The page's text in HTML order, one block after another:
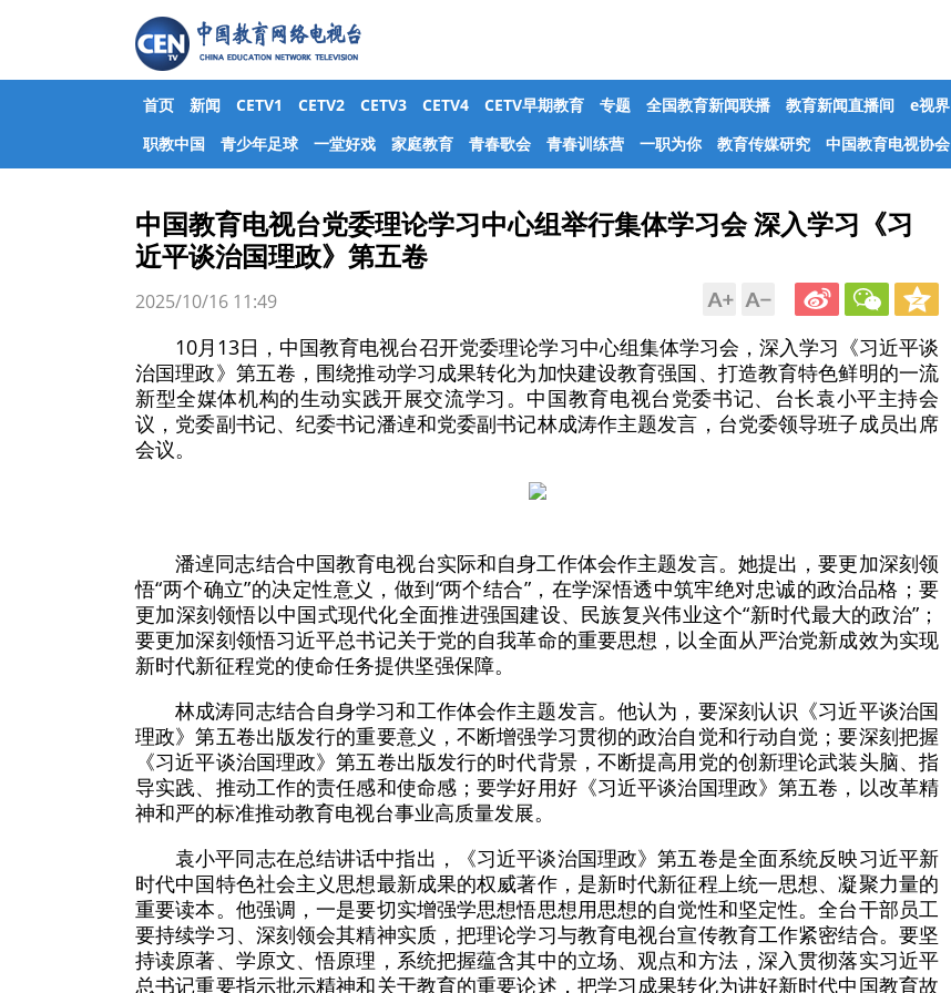
首页 新闻 CETV1 CETV2 CETV3 CETV4 CETV早期教育 专题 全国教育新闻联播 教育新闻直播间 e视界
职教中国
青少年足球 一堂好戏 家庭教育 青春歌会 青春训练营 一职为你 教育传媒研究 中国教育电视协会
中国教育电视台党委理论学习中心组举行集体学习会 深入学习《习
近平谈治国理政》第五卷
2025/10/16 11:49
10月13日，中国教育电视台召开党委理论学习中心组集体学习会，深入学习《习近平谈
治国理政》第五卷，围绕推动学习成果转化为加快建设教育强国、打造教育特色鲜明的一流
新型全媒体机构的生动实践开展交流学习。中国教育电视台党委书记、台长袁小平主持会
议，党委副书记、纪委书记潘逴和党委副书记林成涛作主题发言，台党委领导班子成员出席
会议。
潘逴同志结合中国教育电视台实际和自身工作体会作主题发言。她提出，要更加深刻领
悟“两个确立”的决定性意义，做到“两个结合”，在学深悟透中筑牢绝对忠诚的政治品格；要
更加深刻领悟以中国式现代化全面推进强国建设、民族复兴伟业这个“新时代最大的政治”；
要更加深刻领悟习近平总书记关于党的自我革命的重要思想，以全面从严治党新成效为实现
新时代新征程党的使命任务提供坚强保障。
林成涛同志结合自身学习和工作体会作主题发言。他认为，要深刻认识《习近平谈治国
理政》第五卷出版发行的重要意义，不断增强学习贯彻的政治自觉和行动自觉；要深刻把握
《习近平谈治国理政》第五卷出版发行的时代背景，不断提高用党的创新理论武装头脑、指
导实践、推动工作的责任感和使命感；要学好用好《习近平谈治国理政》第五卷，以改革精
神和严的标准推动教育电视台事业高质量发展。
袁小平同志在总结讲话中指出，《习近平谈治国理政》第五卷是全面系统反映习近平新
时代中国特色社会主义思想最新成果的权威著作，是新时代新征程上统一思想、凝聚力量的
重要读本。他强调，一是要切实增强学思想悟思想用思想的自觉性和坚定性。全台干部员工
要持续学习、深刻领会其精神实质，把理论学习与教育电视台宣传教育工作紧密结合。要坚
持读原著、学原文、悟原理，系统把握蕴含其中的立场、观点和方法，深入贯彻落实习近平
总书记重要指示批示精神和关于教育的重要论述，把学习成果转化为讲好新时代中国教育故